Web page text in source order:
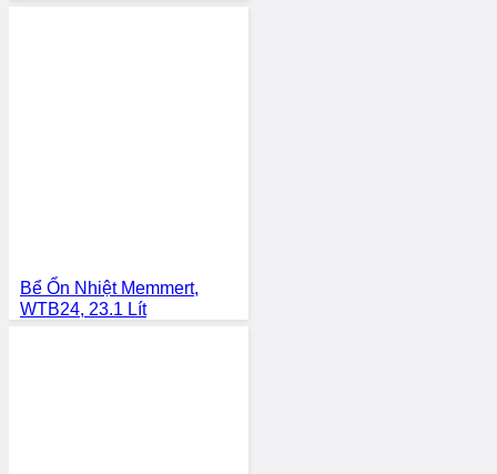
Bể Ổn Nhiệt Memmert,
WTB24, 23.1 Lít